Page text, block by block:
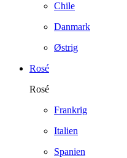
Chile
Danmark
Østrig
Rosé
Rosé
Frankrig
Italien
Spanien